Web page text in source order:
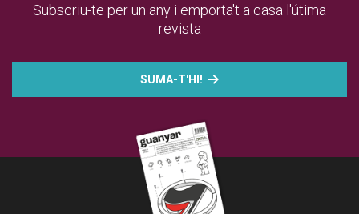
Subscriu-te per un any i emporta't a casa l'útima
revista
SUMA-T'HI!